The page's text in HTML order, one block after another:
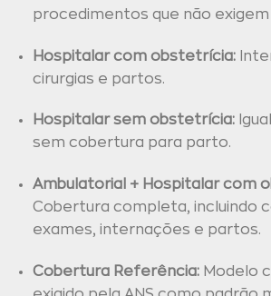
procedimentos que não
Hospitalar com obstetrícia:
cirurgias e partos.
Hospitalar sem obstetrícia:
sem cobertura para parto.
Ambulatorial + Hospitalar com
Cobertura completa, incluindo
exames, internações e partos.
Cobertura Referência:Modelo